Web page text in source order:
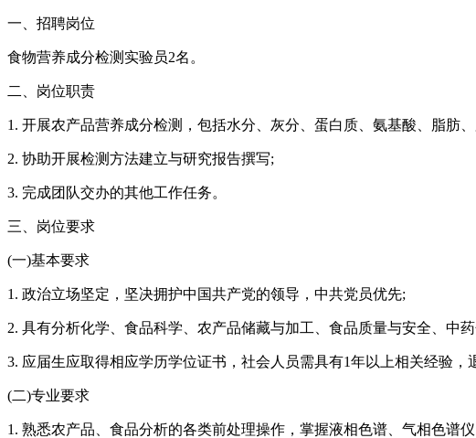
一、招聘岗位
食物营养成分检测实验员2名。
二、岗位职责
1. 开展农产品营养成分检测，包括水分、灰分、蛋白质、氨基酸、脂肪
2. 协助开展检测方法建立与研究报告撰写;
3. 完成团队交办的其他工作任务。
三、岗位要求
(一)基本要求
1. 政治立场坚定，坚决拥护中国共产党的领导，中共党员优先;
2. 具有分析化学、食品科学、农产品储藏与加工、食品质量与安全、中
3. 应届生应取得相应学历学位证书，社会人员需具有1年以上相关经验，
(二)专业要求
1. 熟悉农产品、食品分析的各类前处理操作，掌握液相色谱、气相色谱